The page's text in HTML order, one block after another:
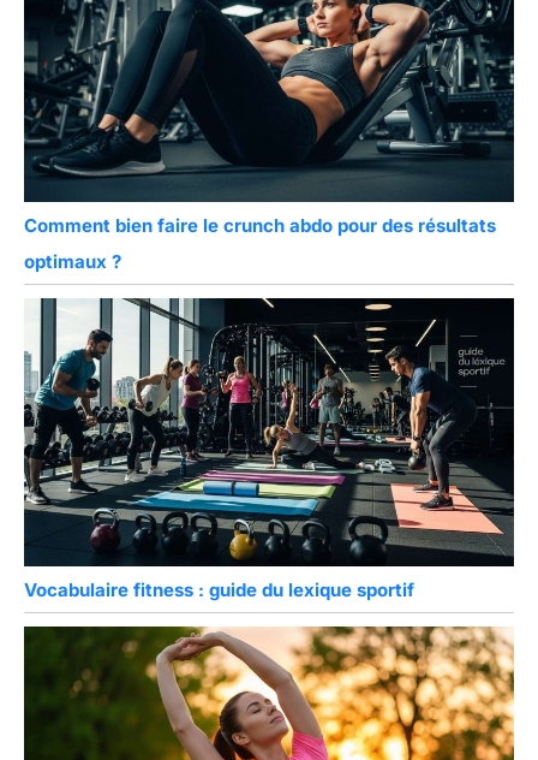
Comment bien faire le crunch abdo pour des résultats
optimaux ?
Vocabulaire fitness : guide du lexique sportif